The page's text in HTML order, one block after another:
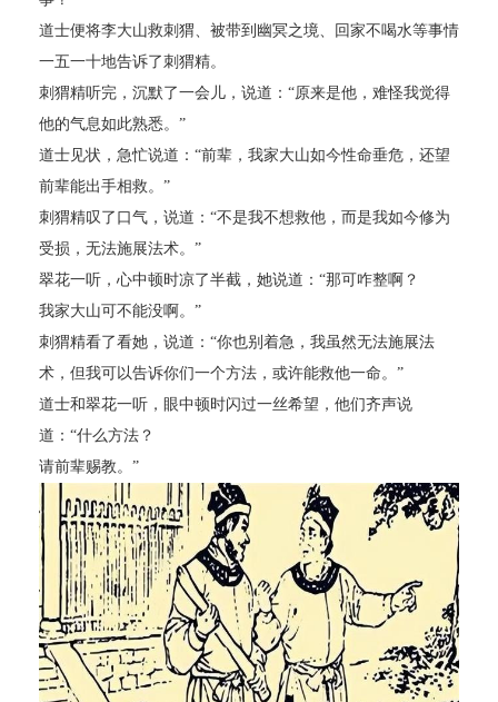
道士便将李大山救刺猬、被带到幽冥之境、回家不喝水等事情
一五一十地告诉了刺猬精。
刺猬精听完，沉默了一会儿，说道：“原来是他，难怪我觉得
他的气息如此熟悉。”
道士见状，急忙说道：“前辈，我家大山如今性命垂危，还望
前辈能出手相救。”
刺猬精叹了口气，说道：“不是我不想救他，而是我如今修为
受损，无法施展法术。”
翠花一听，心中顿时凉了半截，她说道：“那可咋整啊？
我家大山可不能没啊。”
刺猬精看了看她，说道：“你也别着急，我虽然无法施展法
术，但我可以告诉你们一个方法，或许能救他一命。”
道士和翠花一听，眼中顿时闪过一丝希望，他们齐声说
道：“什么方法？
请前辈赐教。”